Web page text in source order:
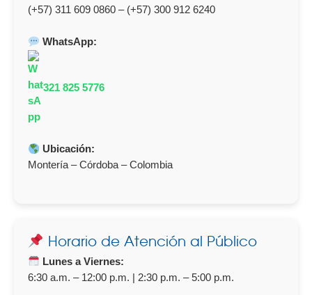
(+57) 311 609 0860 – (+57) 300 912 6240
WhatsApp:
321 825 5776
Ubicación:
Montería – Córdoba – Colombia
Horario de Atención al Público
Lunes a Viernes:
6:30 a.m. – 12:00 p.m. | 2:30 p.m. – 5:00 p.m.